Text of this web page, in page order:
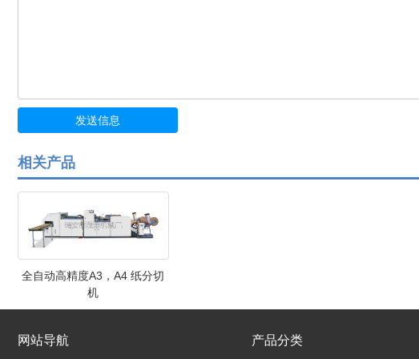
相关产品
全自动高精度A3，A4 纸分切
机
网站导航 产品分类